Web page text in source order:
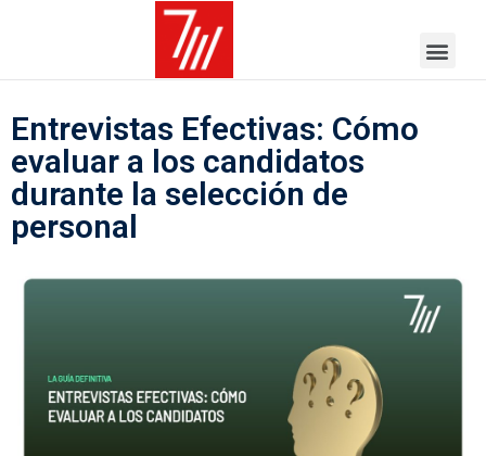
Entrevistas Efectivas: Cómo
evaluar a los candidatos
durante la selección de
personal